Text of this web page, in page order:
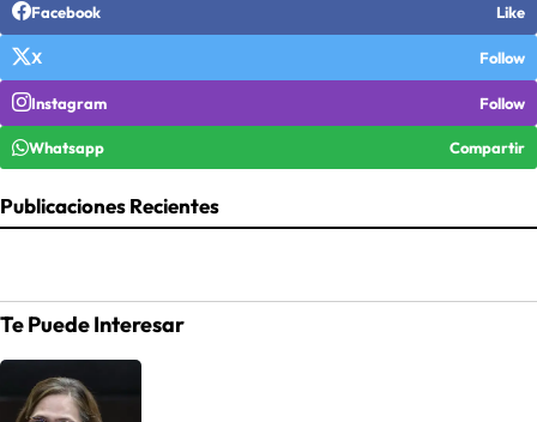
Facebook Like
X Follow
Instagram Follow
Whatsapp Compartir
Publicaciones Recientes
Te Puede Interesar